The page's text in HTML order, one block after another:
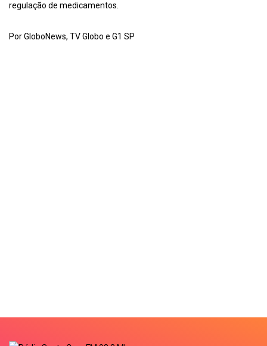
regulação de medicamentos.
Por GloboNews, TV Globo e G1 SP